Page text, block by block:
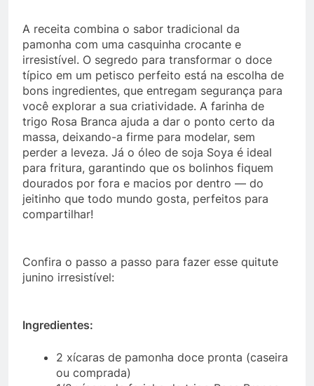
A receita combina o sabor tradicional da
pamonha com uma casquinha crocante e
irresistível. O segredo para transformar o doce
típico em um petisco perfeito está na escolha de
bons ingredientes, que entregam segurança para
você explorar a sua criatividade. A farinha de
trigo Rosa Branca ajuda a dar o ponto certo da
massa, deixando-a firme para modelar, sem
perder a leveza. Já o óleo de soja Soya é ideal
para fritura, garantindo que os bolinhos fiquem
dourados por fora e macios por dentro — do
jeitinho que todo mundo gosta, perfeitos para
compartilhar!
Confira o passo a passo para fazer esse quitute
junino irresistível:
Ingredientes:
2 xícaras de pamonha doce pronta (caseira
ou comprada)